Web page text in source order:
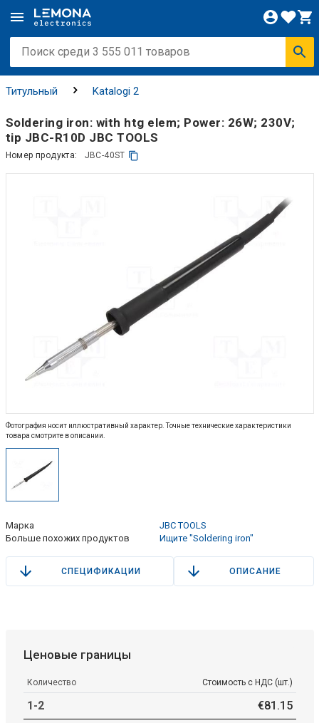
Титульный Katalogi 2
Soldering iron: with htg elem; Power: 26W; 230V;
tip JBC-R10D JBC TOOLS
Номер продукта: JBC-40ST
Фотография носит иллюстративный характер. Точные технические характеристики
товара смотрите в описании.
Марка
JBC TOOLS
Больше похожих продуктов
Ищите "Soldering iron"
СПЕЦИФИКАЦИИ ОПИСАНИЕ
Ценовые границы
Количество Стоимость с НДС (шт.)
1-2 €81 .15